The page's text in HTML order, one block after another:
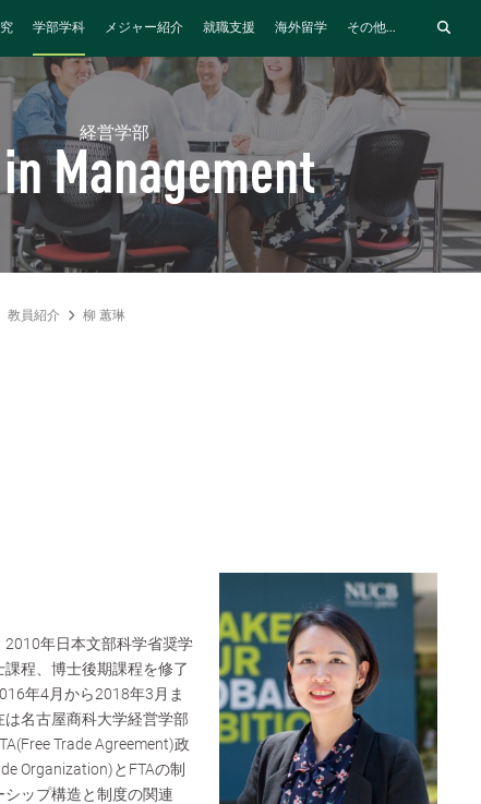
学部学科 メジャー紹介 就職支援 海外留学 その他...
経営学部
Management
教員紹介 柳 蕙琳
年日本文部科学省奨学
程、博士後期課程を修了
年4月から2018年3月ま
名古屋商科大学経営学部
Trade Agreement)政
Organization)とFTAの制
ップ構造と制度の関連